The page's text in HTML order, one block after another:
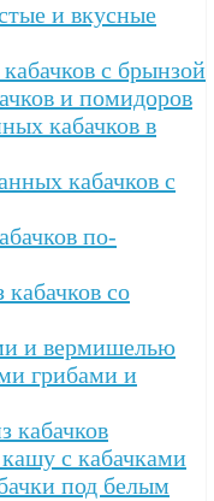
и вкусные
с брынзой
и помидоров
кабачков в
кабачков с
по-
со
и вермишелью
грибами и
кабачков
с кабачками
под белым